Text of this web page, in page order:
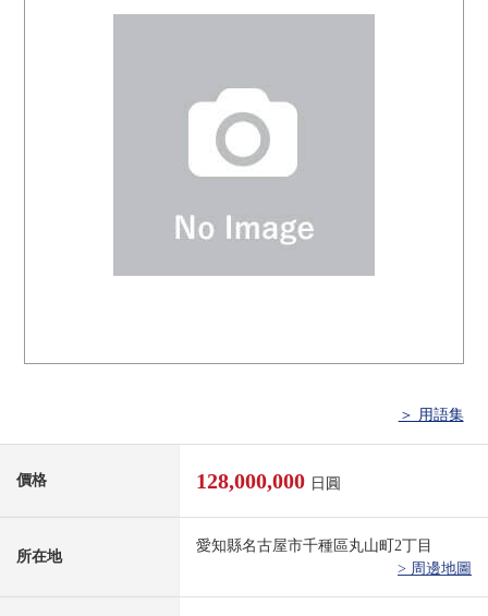
＞ 用語集
價格 128,000,000 日圓
所在地
愛知縣名古屋市千種區丸山町2丁目
> 周邊地圖